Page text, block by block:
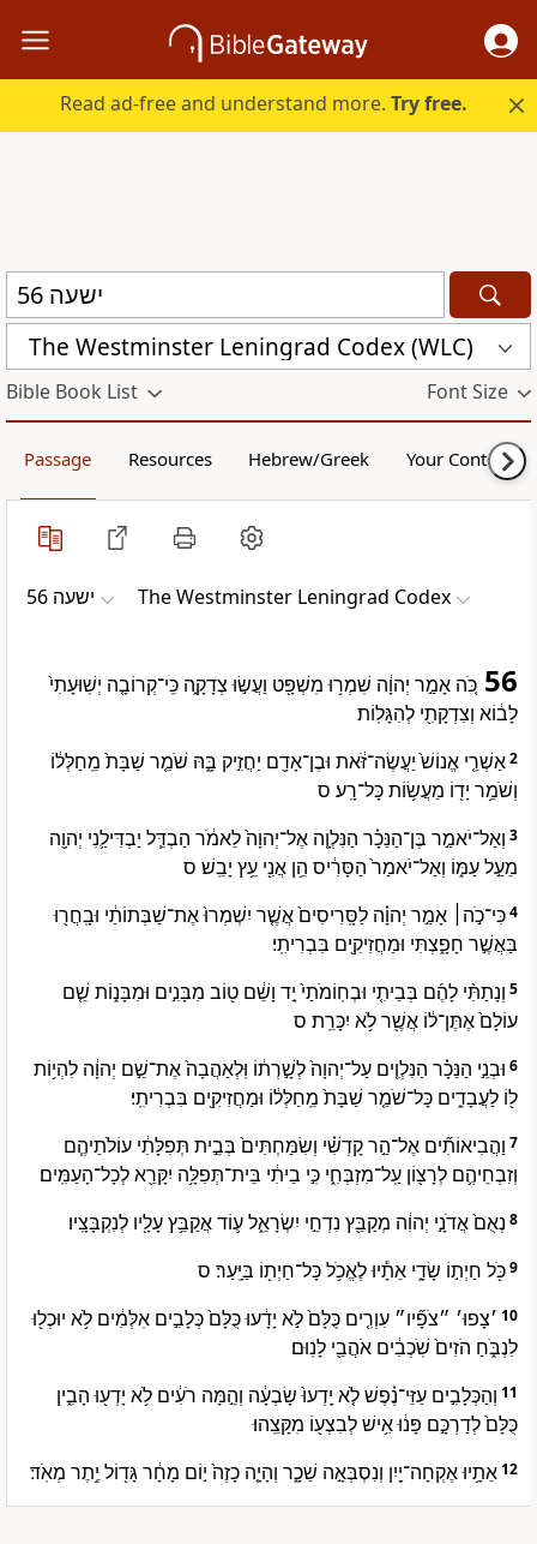
Read ad-free and understand more.Try free.
The Westminster Leningrad Codex (WLC)
Bible Book List Font Size
Passage Resources Hebrew/Greek Your Content
ישעה 56 The Westminster Leningrad Codex
56 כֹּ֚ה אָמַ֣ר יְהוָ֔ה שִׁמְר֥וּ מִשְׁפָּ֖ט וַעֲשׂ֣וּ צְדָקָ֑ה כִּֽי־קְרוֹבָ֤ה יְשֽׁוּעָתִי֙
לָב֔וֹא וְצִדְקָתִ֖י לְהִגָּלֽוֹת׃
2אַשְׁרֵ֤י אֱנוֹשׁ֙ יַעֲשֶׂה־זֹּ֔את וּבֶן־אָדָ֖ם יַחֲזִ֣יק בָּ֑הּ שֹׁמֵ֤ר שַׁבָּת֙ מֵֽחַלְּל֔וֹ
וְשֹׁמֵ֥ר יָד֖וֹ מֵעֲשׂ֥וֹת כָּל־רָֽע׃ ס
3 וְאַל־יֹאמַ֣ר בֶּן־הַנֵּכָ֗ר הַנִּלְוָ֤ה אֶל־יְהוָה֙ לֵאמֹ֔ר הַבְדֵּ֧ל יַבְדִּילַ֛נִי יְהוָ֖ה
מֵעַ֣ל עַמּ֑וֹ וְאַל־יֹאמַר֙ הַסָּרִ֔יס הֵ֥ן אֲנִ֖י עֵ֥ץ יָבֵֽשׁ׃ ס
4כִּי־כֹ֣ה׀ אָמַ֣ר יְהוָ֗ה לַסָּֽרִיסִים֙ אֲשֶׁ֤ר יִשְׁמְרוּ֙ אֶת־שַׁבְּתוֹתַ֔י וּבָֽחֲר֖וּ
בַּאֲשֶׁ֣ר חָפָ֑צְתִּי וּמַחֲזִיקִ֖ים בִּבְרִיתִֽי׃
5 וְנָתַתִּ֨י לָהֶ֜ם בְּבֵיתִ֤י וּבְחֽוֹמֹתַי֙ יָ֣ד וָשֵׁ֔ם ט֖וֹב מִבָּנִ֣ים וּמִבָּנ֑וֹת שֵׁ֤ם
עוֹלָם֙ אֶתֶּן־ל֔וֹ אֲשֶׁ֖ר לֹ֥א יִכָּרֵֽת׃ ס
6 וּבְנֵ֣י הַנֵּכָ֗ר הַנִּלְוִ֤ים עַל־יְהוָה֙ לְשָׁ֣רְת֔וֹ וּֽלְאַהֲבָה֙ אֶת־שֵׁ֣ם יְהוָ֔ה לִהְי֥וֹת
ל֖וֹ לַעֲבָדִ֑ים כָּל־שֹׁמֵ֤ר שַׁבָּת֙ מֵֽחַלְּל֔וֹ וּמַחֲזִיקִ֖ים בִּבְרִיתִֽי׃
7 וַהֲבִיאוֹתִ֞ים אֶל־הַ֣ר קָדְשִׁ֗י וְשִׂמַּחְתִּים֙ בְּבֵ֣ית תְּפִלָּתִ֔י עוֹלֹתֵיהֶ֧ם
וְזִבְחֵיהֶ֛ם לְרָצ֖וֹן עַֽל־מִזְבְּחִ֑י כִּ֣י בֵיתִ֔י בֵּית־תְּפִלָּ֥ה יִקָּרֵ֖א לְכָל־הָעַמִּֽים׃
8 נְאֻם֙ אֲדֹנָ֣י יְהוִ֔ה מְקַבֵּ֖ץ נִדְחֵ֣י יִשְׂרָאֵ֑ל ע֛וֹד אֲקַבֵּ֥ץ עָלָ֖יו לְנִקְבָּצָֽיו׃
9כֹּ֖ל חַיְת֣וֹ שָׂדָ֑י אֵתָ֕יוּ לֶאֱכֹ֥ל כָּל־חַיְת֖וֹ בַּיָּֽעַר׃ ס
10 ׳צָפוּ׳ ״צֹפָ֞יו״ עִוְרִ֤ים כֻּלָּם֙ לֹ֣א יָדָ֔עוּ כֻּלָּם֙ כְּלָבִ֣ים אִלְּמִ֔ים לֹ֥א יוּכְל֖וּ
לִנְבֹּ֑חַ הֹזִים֙ שֹֽׁכְבִ֔ים אֹהֲבֵ֖י לָנֽוּם׃
11 וְהַכְּלָבִ֣ים עַזֵּי־נֶ֗פֶשׁ לֹ֤א יָֽדְעוּ֙ שָׂבְעָ֔ה וְהֵ֣מָּה רֹעִ֔ים לֹ֥א יָדְע֖וּ הָבִ֑ין
כֻּלָּם֙ לְדַרְכָּ֣ם פָּנ֔וּ אִ֥ישׁ לְבִצְע֖וֹ מִקָּצֵֽהוּ׃
12אֵתָ֥יוּ אֶקְחָה־יַ֖יִן וְנִסְבְּאָ֣ה שֵׁכָ֑ר וְהָיָ֤ה כָזֶה֙ י֣וֹם מָחָ֔ר גָּד֖וֹל יֶ֥תֶר מְאֹֽד׃